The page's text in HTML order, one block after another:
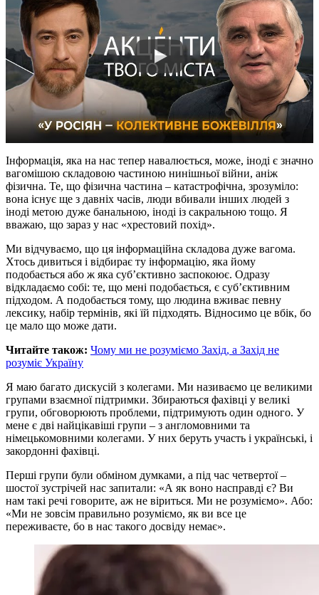
Інформація, яка на нас тепер навалюється, може, іноді є значно
вагомішою складовою частиною нинішньої війни, аніж
фізична. Те, що фізична частина – катастрофічна, зрозуміло:
вона існує ще з давніх часів, люди вбивали інших людей з
іноді метою дуже банальною, іноді із сакральною тощо. Я
вважаю, що зараз у нас «хрестовий похід».
Ми відчуваємо, що ця інформаційна складова дуже вагома.
Хтось дивиться і відбирає ту інформацію, яка йому
подобається або ж яка суб’єктивно заспокоює. Одразу
відкладаємо собі: те, що мені подобається, є суб’єктивним
підходом. А подобається тому, що людина вживає певну
лексику, набір термінів, які їй підходять. Відносимо це вбік, бо
це мало що може дати.
Читайте також: Чому ми не розуміємо Захід, а Захід не
розуміє Україну
Я маю багато дискусій з колегами. Ми називаємо це великими
групами взаємної підтримки. Збираються фахівці у великі
групи, обговорюють проблеми, підтримують один одного. У
мене є дві найцікавіші групи – з англомовними та
німецькомовними колегами. У них беруть участь і українські, і
закордонні фахівці.
Перші групи були обміном думками, а під час четвертої –
шостої зустрічей нас запитали: «А як воно насправді є? Ви
нам такі речі говорите, аж не віриться. Ми не розуміємо». Або:
«Ми не зовсім правильно розуміємо, як ви все це
переживаєте, бо в нас такого досвіду немає».